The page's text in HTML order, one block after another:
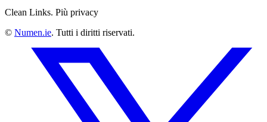
Clean Links. Più privacy
© Numen.ie. Tutti i diritti riservati.